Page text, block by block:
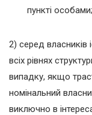
пункті особами;
2) серед власників
всіх рівнях
випадку, якщо
номінальний
виключно в